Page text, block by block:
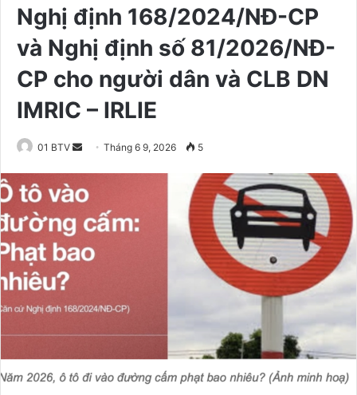
Nghị định 168/2024/NĐ-CP
và Nghị định số 81/2026/NĐ-
CP cho người dân và CLB DN
IMRIC – IRLIE
01 BTV
d
a
e
l
Tháng 6 9, 2026 5